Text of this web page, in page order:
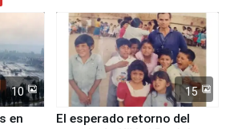
10
en
15
El esperado retorno del